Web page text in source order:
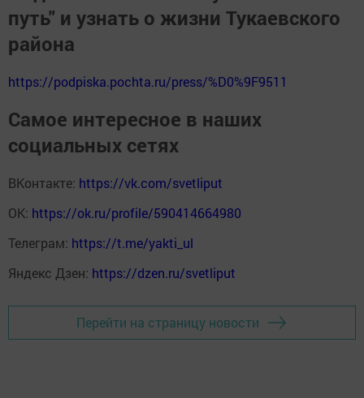
путь" и узнать о жизни Тукаевского
района
https://podpiska.pochta.ru/press/%D0%9F9511
Самое интересное в наших
социальных сетях
ВКонтакте: https://vk.com/svetliput
ОК: https://ok.ru/profile/590414664980
Телеграм: https://t.me/yakti_ul
Яндекс Дзен: https://dzen.ru/svetliput
Перейти на страницу новости